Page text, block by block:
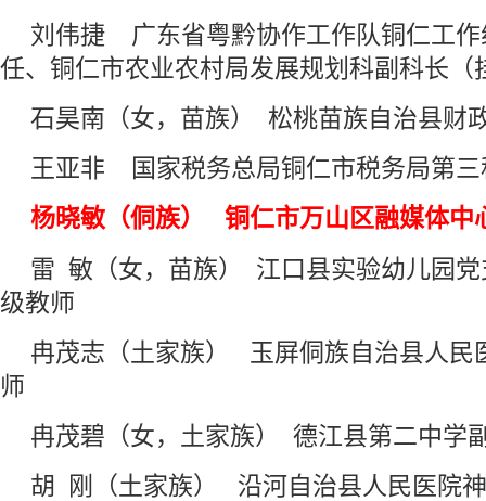
刘伟捷 广东省粤黔协作工作队铜仁工作
任、铜仁市农业农村局发展规划科副科长
石昊南（女，苗族） 松桃苗族自治县财
王亚非 国家税务总局铜仁市税务局第
杨晓敏（侗族） 铜仁市万山区融媒体
雷 敏（女，苗族） 江口县实验幼儿园
级教师
冉茂志（土家族） 玉屏侗族自治县人民
师
冉茂碧（女，土家族） 德江县第二中学
胡 刚（土家族） 沿河自治县人民医院